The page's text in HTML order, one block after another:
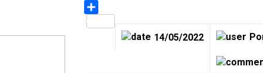
Messenger
Share
14/05/2022